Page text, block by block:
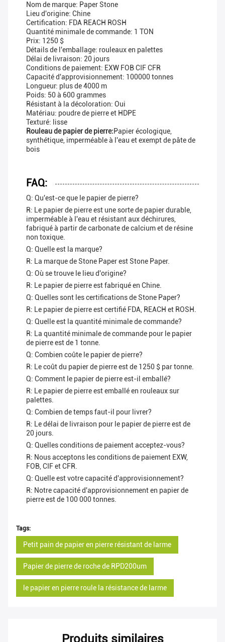
Nom de marque: Paper Stone
Lieu d'origine: Chine
Certification: FDA REACH ROSH
Quantité minimale de commande: 1 TON
Prix: 1250 $
Détails de l'emballage: rouleaux en palettes
Délai de livraison: 20 jours
Conditions de paiement: EXW FOB CIF CFR
Capacité d'approvisionnement: 100000 tonnes
Longueur: plus de 4000 m
Poids: 50 à 600 grammes
Résistant à la décoloration: Oui
Matériau: poudre de pierre et HDPE
Texturé: lisse
Rouleau de papier de pierre:Papier écologique,
synthétique, imperméable à l'eau et exempt de pâte de
bois
FAQ:
Q: Qu'est-ce que le papier de pierre?
R: Le papier de pierre est une sorte de papier durable,
imperméable à l'eau et résistant aux déchirures,
fabriqué à partir de carbonate de calcium et de résine
non toxique.
Q: Quelle est la marque?
R: La marque de Stone Paper est Stone Paper.
Q: Où se trouve le lieu d'origine?
R: Le papier de pierre est fabriqué en Chine.
Q: Quelles sont les certifications de Stone Paper?
R: Le papier de pierre est certifié FDA, REACH et ROSH.
Q: Quelle est la quantité minimale de commande?
R: La quantité minimale de commande pour le papier
de pierre est de 1 tonne.
Q: Combien coûte le papier de pierre?
R: Le coût du papier de pierre est de 1250 $ par tonne.
Q: Comment le papier de pierre est-il emballé?
R: Le papier de pierre est emballé en rouleaux sur
palettes.
Q: Combien de temps faut-il pour livrer?
R: Le délai de livraison pour le papier de pierre est de
20 jours.
Q: Quelles conditions de paiement acceptez-vous?
R: Nous acceptons les conditions de paiement EXW,
FOB, CIF et CFR.
Q: Quelle est votre capacité d'approvisionnement?
R: Notre capacité d'approvisionnement en papier de
pierre est de 100 000 tonnes.
Tags:
Petit pain de papier en pierre résistant de larme
Papier de pierre de roche de RPD200um
le papier en pierre roule la résistance de larme